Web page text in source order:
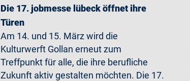
Die 17. jobmesse lübeck öffnet ihre
Türen
Am 14. und 15. März wird die
Kulturwerft Gollan erneut zum
Treffpunkt für alle, die ihre berufliche
Zukunft aktiv gestalten möchten. Die 17.